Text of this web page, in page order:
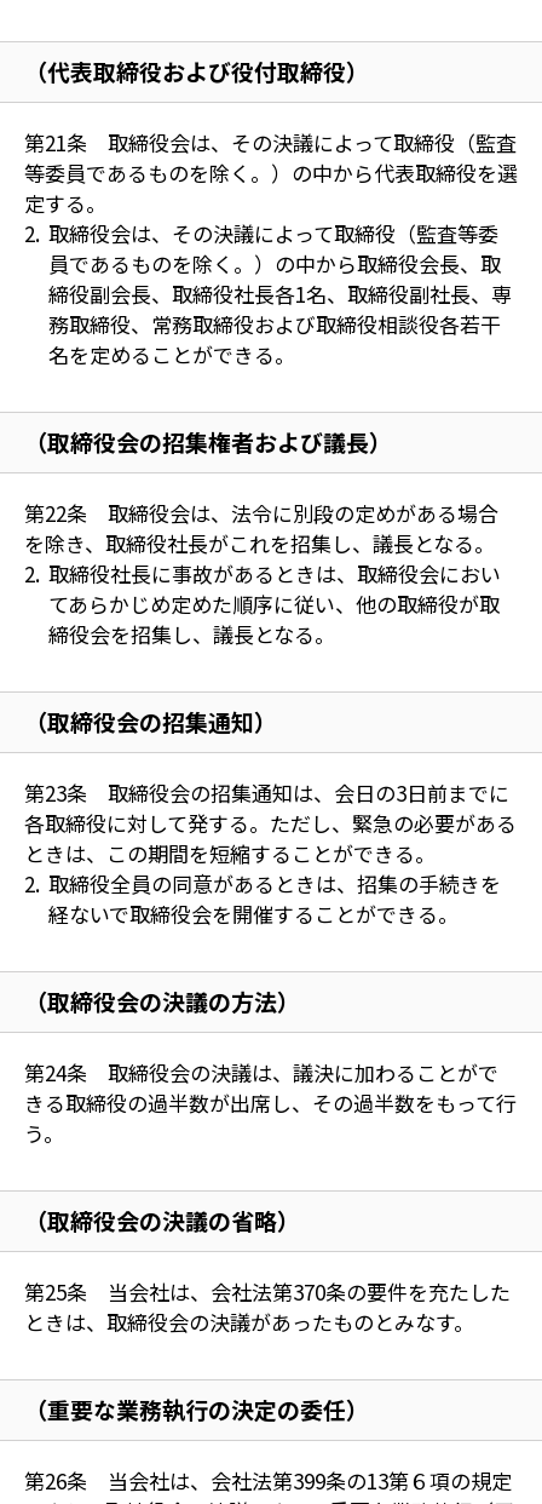
（代表取締役および役付取締役）
第21条 取締役会は、その決議によって取締役（監査
等委員であるものを除く。）の中から代表取締役を選
定する。
取締役会は、その決議によって取締役（監査等委
員であるものを除く。）の中から取締役会長、取
締役副会長、取締役社長各1名、取締役副社長、専
務取締役、常務取締役および取締役相談役各若干
名を定めることができる。
（取締役会の招集権者および議長）
第22条 取締役会は、法令に別段の定めがある場合
を除き、取締役社長がこれを招集し、議長となる。
取締役社長に事故があるときは、取締役会におい
てあらかじめ定めた順序に従い、他の取締役が取
締役会を招集し、議長となる。
（取締役会の招集通知）
第23条 取締役会の招集通知は、会日の3日前までに
各取締役に対して発する。ただし、緊急の必要がある
ときは、この期間を短縮することができる。
取締役全員の同意があるときは、招集の手続きを
経ないで取締役会を開催することができる。
（取締役会の決議の方法）
第24条 取締役会の決議は、議決に加わることがで
きる取締役の過半数が出席し、その過半数をもって行
う。
（取締役会の決議の省略）
第25条 当会社は、会社法第370条の要件を充たした
ときは、取締役会の決議があったものとみなす。
（重要な業務執行の決定の委任）
第26条 当会社は、会社法第399条の13第６項の規定